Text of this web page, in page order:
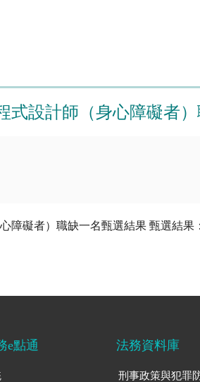
式設計師（身心障礙者
障礙者）職缺一名甄選結果 甄選結果
e點通 法務資料庫
刑事政策與犯罪